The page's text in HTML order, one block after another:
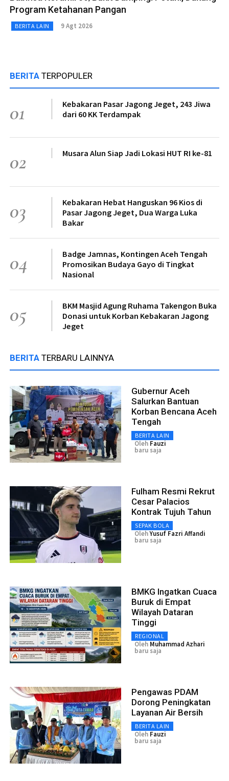
Program Ketahanan Pangan
BERITA LAIN 9 Agt 2026
BERITA TERPOPULER
01
Kebakaran Pasar Jagong Jeget, 243 Jiwa
dari 60 KK Terdampak
02 Musara Alun Siap Jadi Lokasi HUT RI ke-81
03
Kebakaran Hebat Hanguskan 96 Kios di
Pasar Jagong Jeget, Dua Warga Luka
Bakar
04
Badge Jamnas, Kontingen Aceh Tengah
Promosikan Budaya Gayo di Tingkat
Nasional
05
BKM Masjid Agung Ruhama Takengon Buka
Donasi untuk Korban Kebakaran Jagong
Jeget
BERITA TERBARU LAINNYA
Gubernur Aceh
Salurkan Bantuan
Korban Bencana Aceh
Tengah
BERITA LAIN
Oleh Fauzi
baru saja
Fulham Resmi Rekrut
Cesar Palacios
Kontrak Tujuh Tahun
SEPAK BOLA
OlehYusuf Fazri Affandi
baru saja
BMKG Ingatkan Cuaca
Buruk di Empat
Wilayah Dataran
Tinggi
REGIONAL
Oleh Muhammad Azhari
baru saja
Pengawas PDAM
Dorong Peningkatan
Layanan Air Bersih
BERITA LAIN
Oleh Fauzi
baru saja